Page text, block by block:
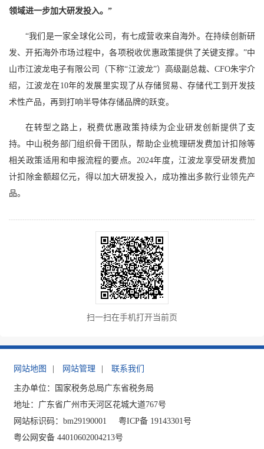
领域进一步加大研发投入。”
“我们是一家全球化公司，有七成营收来自海外。在持续创新研
发、开拓海外市场过程中，各项税收优惠政策提供了关键支撑。”中
山市江波龙电子有限公司（下称“江波龙”）高级副总裁、CFO朱宇介
绍，江波龙在10年的发展里实现了从存储贸易、存储代工到开发技
术性产品，再到打响半导体存储品牌的跃变。
在转型之路上，税费优惠政策持续为企业研发创新提供了支
持。中山税务部门组织骨干团队，帮助企业梳理研发费加计扣除等
相关政策适用和申报流程的要点。2024年度，江波龙享受研发费加
计扣除金额超亿元，得以加大研发投入，成功推出多款行业领先产
品。
扫一扫在手机打开当前页
网站地图 | 网站管理 | 联系我们
主办单位：国家税务总局广东省税务局
地址：广东省广州市天河区花城大道767号
网站标识码：bm29190001
粤ICP备 19143301号
粤公网安备 44010602004213号